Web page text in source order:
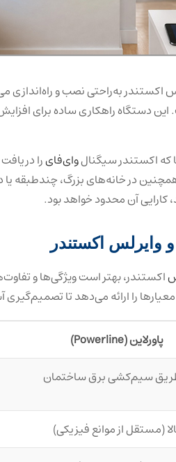
اکستندر به‌راحتی نصب و راه‌اندازی
دستگاه راهکاری ساده برای
که اکستندر سیگنالوای‌فایرا
در خانه‌های بزرگ، چندطبقه یا
آن محدود خواهد بود.
وایرلس اکستندر
اکستندر، بهتر است ویژگی‌ها و
را ارائه می‌دهد تا تصمیم‌گیری
پاورلاین (Powerline)
سیم‌کشی برق ساختمان
(مستقل از موانع فیزیکی)